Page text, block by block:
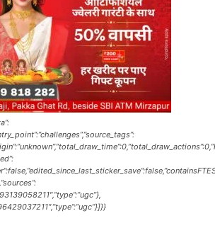
Today
Hindi